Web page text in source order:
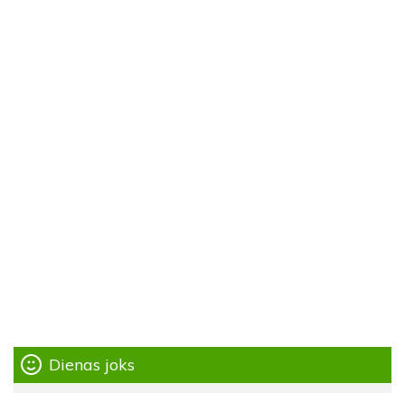
Dienas joks